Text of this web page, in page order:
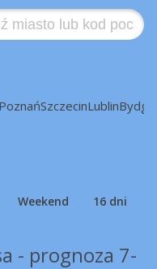
PoznańSzczecinLublin
Weekend 16 dni
- prognoza 7-